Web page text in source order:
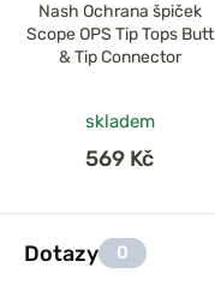
Nash Ochrana špiček
Scope OPS Tip Tops Butt
& Tip Connector
skladem
569 Kč
Dotazy 0